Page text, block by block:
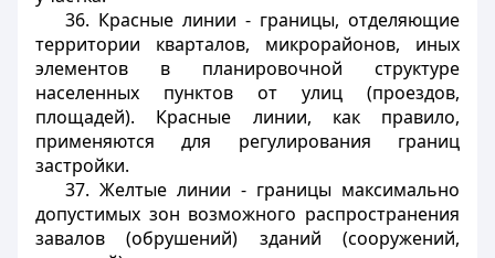
36. Красные линии - границы, отделяющие
территории кварталов, микрорайонов, иных
элементов в планировочной структуре
населенных пунктов от улиц (проездов,
площадей). Красные линии, как правило,
применяются для регулирования границ
застройки.
37. Желтые линии - границы максимально
допустимых зон возможного распространения
завалов (обрушений) зданий (сооружений,